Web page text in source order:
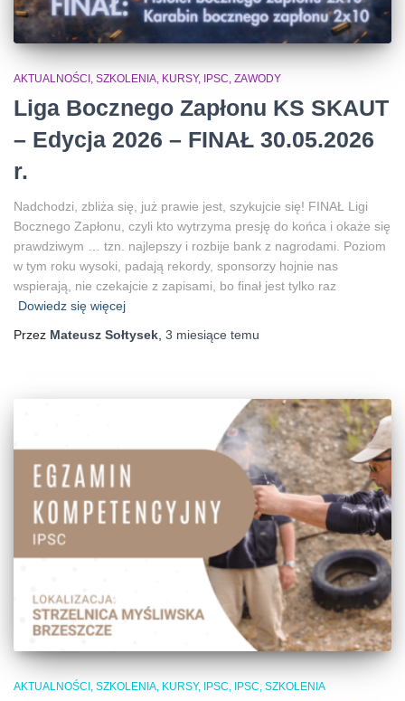
AKTUALNOŚCI, SZKOLENIA, KURSY, IPSC ZAWODY
Liga Bocznego Zapłonu KS SKAUT
– Edycja 2026 – FINAŁ 30.05.2026
r.
Nadchodzi, zbliża się, już prawie jest, szykujcie się! FINAŁ Ligi
Bocznego Zapłonu, czyli kto wytrzyma presję do końca i okaże się
prawdziwym … tzn. najlepszy i rozbije bank z nagrodami. Poziom
w tym roku wysoki, padają rekordy, sponsorzy hojnie nas
wspierają, nie czekajcie z zapisami, bo finał jest tylko raz
Dowiedz się więcej
Przez Mateusz Sołtysek 3 miesiące temu
AKTUALNOŚCI, SZKOLENIA, KURSY, IPSC IPSC SZKOLENIA